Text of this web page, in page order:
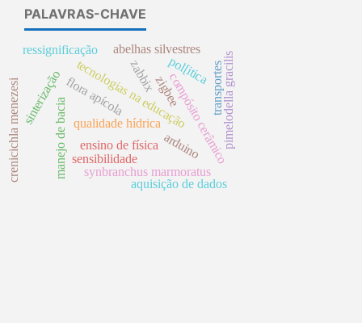
PALAVRAS-CHAVE
ensino de física
qualidade hídrica
manejo de bacia
tecnologias na educaçãocompósito cerâmico
sinterização zigbee
zabbix pol[itica
ressignificação
pimelodella gracilis
crenicichla menezesi synbranchus marmoratus
sensibilidade
transportes
flora apícola
abelhas silvestres
aquisição de dados
arduino